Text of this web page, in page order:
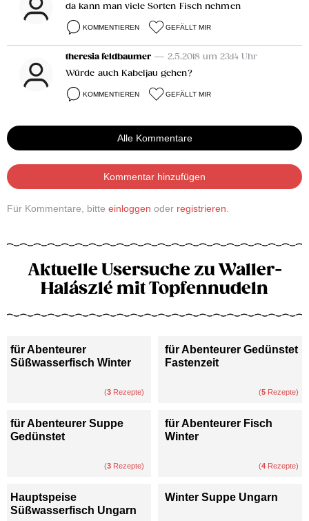
da kann man viele Sorten Fisch nehmen
KOMMENTIEREN GEFÄLLT MIR
theresia feldbaumer — 2.5.2018 um 23:14 Uhr
Würde auch Kabeljau gehen?
KOMMENTIEREN GEFÄLLT MIR
Alle Kommentare
Kommentar hinzufügen
Für Kommentare, bitte einloggen oder registrieren
Aktuelle Usersuche zu Waller-
Halászlé mit Topfennudeln
für Abenteurer
Süßwasserfisch Winter
(3 Rezepte)
für Abenteurer Gedünstet
Fastenzeit
(5 Rezepte)
für Abenteurer Suppe
Gedünstet
(3 Rezepte)
für Abenteurer Fisch
Winter
(4 Rezepte)
Hauptspeise
Süßwasserfisch Ungarn
Winter Suppe Ungarn